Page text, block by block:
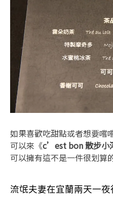
如果喜歡吃甜點或者想要嚐
可以來《c’est bon 散步小
可以擁有這不是一件很划算
流氓夫妻在宜蘭兩天一夜